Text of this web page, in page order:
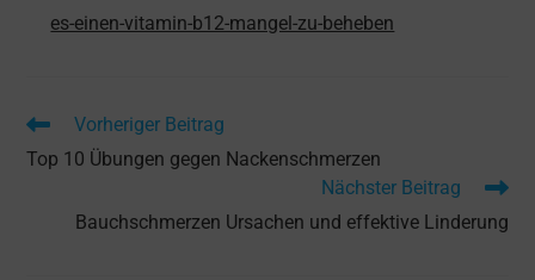
es-einen-vitamin-b12-mangel-zu-beheben
Weitere
ansehen
Vorheriger Beitrag
Top 10 Übungen gegen Nackenschmerzen
Nächster Beitrag
Bauchschmerzen Ursachen und effektive Linderung